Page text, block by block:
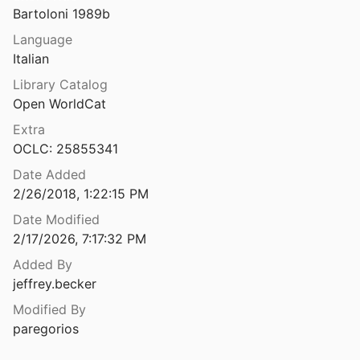
Aggere di anfore antoniniane
1991
Osimo: l'impianto produttivo
2001
al. 1998
Paolini 1992
2018
Bartoloni 1989b
Language
Italian
Library Catalog
Open WorldCat
Extra
OCLC: 25855341
Date Added
2/26/2018, 1:22:15 PM
Date Modified
2/17/2026, 7:17:32 PM
Added By
jeffrey.becker
Modified By
paregorios